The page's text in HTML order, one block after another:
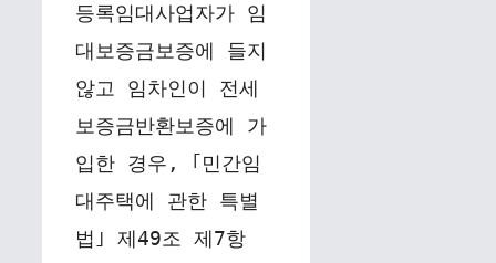
등록임대사업자가 임
대보증금보증에 들지
않고 임차인이 전세
보증금반환보증에 가
입한 경우, ｢민간임
대주택에 관한 특별
법｣ 제49조 제7항